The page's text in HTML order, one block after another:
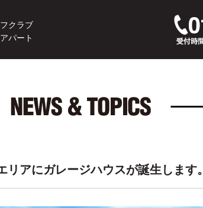
クラブ
パート
アにガレージハウスが誕生します。